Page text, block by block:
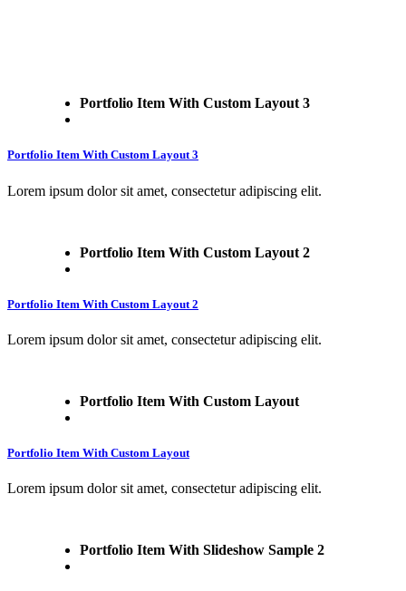
Portfolio Item With Custom Layout 3
Portfolio Item With Custom Layout 3
Lorem ipsum dolor sit amet, consectetur adipiscing elit.
Portfolio Item With Custom Layout 2
Portfolio Item With Custom Layout 2
Lorem ipsum dolor sit amet, consectetur adipiscing elit.
Portfolio Item With Custom Layout
Portfolio Item With Custom Layout
Lorem ipsum dolor sit amet, consectetur adipiscing elit.
Portfolio Item With Slideshow Sample 2